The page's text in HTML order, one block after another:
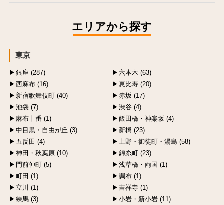
エリアから探す
東京
銀座 (287)
六本木 (63)
西麻布 (16)
恵比寿 (20)
新宿歌舞伎町 (40)
赤坂 (17)
池袋 (7)
渋谷 (4)
麻布十番 (1)
飯田橋・神楽坂 (4)
中目黒・自由が丘 (3)
新橋 (23)
五反田 (4)
上野・御徒町・湯島 (58)
神田・秋葉原 (10)
錦糸町 (23)
門前仲町 (5)
浅草橋・両国 (1)
町田 (1)
調布 (1)
立川 (1)
吉祥寺 (1)
練馬 (3)
小岩・新小岩 (11)